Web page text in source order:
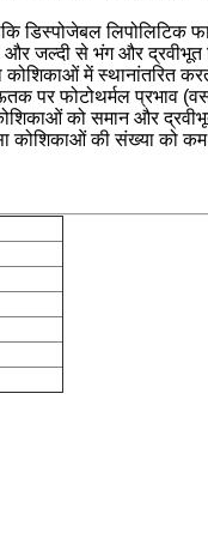
डिस्पोजेबल लिपोलिटिक
और जल्दी से भंग और
में स्थानांतरित
पर फोटोथर्मल प्रभाव
को समान और
कोशिकाओं की संख्या को